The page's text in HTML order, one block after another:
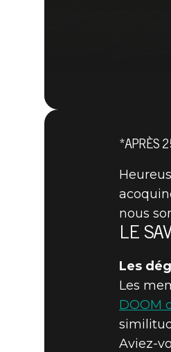
DOOM® Eternal
*APRÈS
nous
LE
Les
Les
DOOM
Aviez-